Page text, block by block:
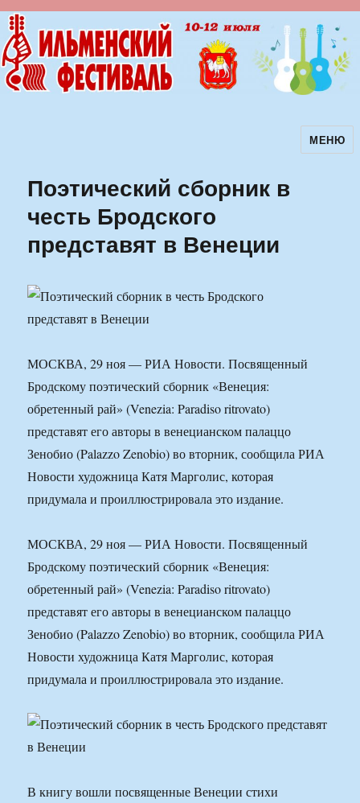
Ильменский фестиваль авторскойМЕНЮ
Поэтический сборник в
честь Бродского
представят в Венеции
МОСКВА, 29 ноя — РИА Новости. Посвященный
Бродскому поэтический сборник «Венеция:
обретенный рай» (Venezia: Paradiso ritrovato)
представят его авторы в венецианском палаццо
Зенобио (Palazzo Zenobio) во вторник, сообщила РИА
Новости художница Катя Марголис, которая
придумала и проиллюстрировала это издание.
МОСКВА, 29 ноя — РИА Новости. Посвященный
Бродскому поэтический сборник «Венеция:
обретенный рай» (Venezia: Paradiso ritrovato)
представят его авторы в венецианском палаццо
Зенобио (Palazzo Zenobio) во вторник, сообщила РИА
Новости художница Катя Марголис, которая
придумала и проиллюстрировала это издание.
В книгу вошли посвященные Венеции стихи